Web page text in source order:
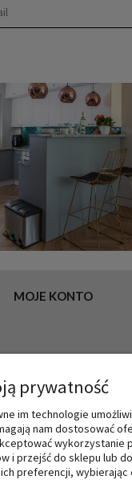
MOJE KONTO
INFORMACJE
O NAS
prywatność
im technologie
nam dostosować
wykorzystanie
i przejść do sklepu lub
preferencji, wybierając